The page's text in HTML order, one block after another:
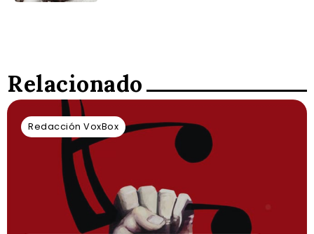
Relacionado
Redacción VoxBox